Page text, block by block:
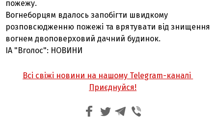
пожежу.
Вогнеборцям вдалось запобігти швидкому
розповсюдженню пожежі та врятувати від знищення
вогнем двоповерховий дачний будинок.
ІА "Вголос": НОВИНИ
Всі свіжі новини на нашому Telegram-каналі
Приєднуйся!